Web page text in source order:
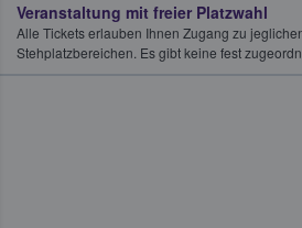
Veranstaltung mit freier Platzwahl
Alle Tickets erlauben Ihnen Zugang zu
Stehplatzbereichen. Es gibt keine fest